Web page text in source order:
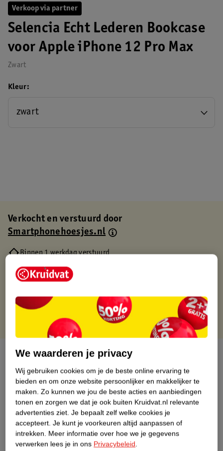
Verkoop via partner
Selencia Echt Lederen Bookcase
voor Apple iPhone 12 Pro Max
Zwart
Kleur
zwart
Verkocht en verstuurd door
Smartphonehoesjes.nl
Binnen 1 werkdag verstuurd
Gratis thuisbezorgd
Gratis retourneren via verkooppartner.
Over dit product
Productinformatie
Etiketinformatie
Nature Impact Score
We waarderen je privacy
Wij gebruiken cookies om je de beste online ervaring te
bieden en om onze website persoonlijker en makkelijker te
maken. Zo kunnen we jou de beste acties en aanbiedingen
tonen en zorgen we dat je ook buiten Kruidvat.nl relevante
advertenties ziet. Je bepaalt zelf welke cookies je
accepteert. Je kunt je voorkeuren altijd aanpassen of
intrekken. Meer informatie over hoe we je gegevens
verwerken lees je in ons Privacybeleid.